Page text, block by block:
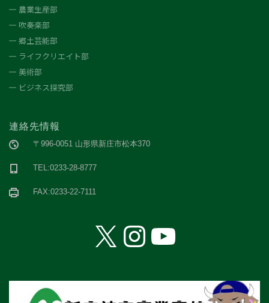
農業生産部
吹奏楽部
郷土芸能部
ライフクリエイト部
美術部
ビジネス探究部
連絡先情報
〒996-0051 山形県新庄市松本370
TEL:0233-28-8777
FAX:0233-22-7111
X Instagram
YouTube